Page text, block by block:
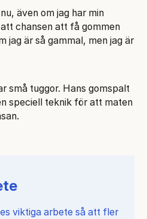
även om jag har min
chansen att få gommen
jag är så gammal, men jag är
små tuggor. Hans gomspalt
speciell teknik för att maten
viktiga arbete så att fler